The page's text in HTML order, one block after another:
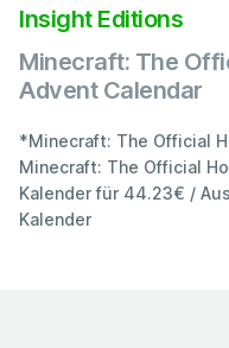
Insight Editions
Minecraft: The
Advent Calendar
*Minecraft: The Official
Minecraft: The Official
Kalender für 44.23€ /
Kalender